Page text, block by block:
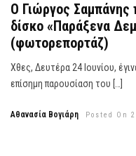
Ο Γιώργος Σαμπάνης
δίσκο «Παράξενα
(φωτορεπορτάζ)
Χθες, Δευτέρα 24 Ιουνίου,
επίσημη παρουσίαση του […]
Αθανασία Βογιάρη Posted On